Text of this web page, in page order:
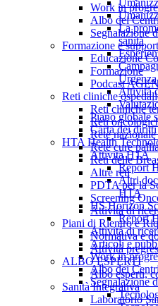
Work in
Albo dei
Segnalazione
Formazione e
Educazione
Formazione
Podcast
Reti cliniche
Reti cliniche
Reti
Rete
Rete cure
Reti delle
Altre reti
PDTA per la
Screening
Attività di
Piani di Rientro e
Normativa e
Attività
ALBO ESPERTI
Albo esperti,
Sanità Integrativa
Laboratorio
La
sanità
Urgenza
Attività
Piano globale
Carta dei diritti
HTA Health
Attività HTA
Report
Altri
HTA
HS Horizon
Report
Attività di
Articoli e
Work in
Albo dei
Segnalazione